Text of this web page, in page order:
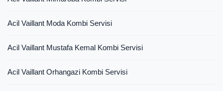
Acil Vaillant Moda Kombi Servisi
Acil Vaillant Mustafa Kemal Kombi Servisi
Acil Vaillant Orhangazi Kombi Servisi